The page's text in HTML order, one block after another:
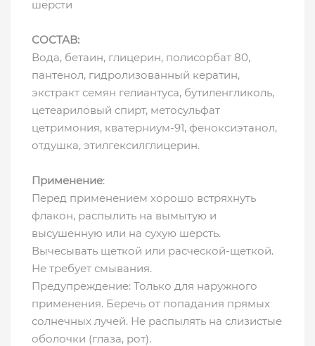
шерсти
СОСТАВ:
Вода, бетаин, глицерин, полисорбат 80,
пантенол, гидролизованный кератин,
экстракт семян гелиантуса, бутиленгликоль,
цетеариловый спирт, метосульфат
цетримония, кватерниум-91, феноксиэтанол,
отдушка, этилгексилглицерин.
Применение:
Перед применением хорошо встряхнуть
флакон, распылить на вымытую и
высушенную или на сухую шерсть.
Вычесывать щеткой или расческой-щеткой.
Не требует смывания.
Предупреждение: Только для наружного
применения. Беречь от попадания прямых
солнечных лучей. Не распылять на слизистые
оболочки (глаза, рот).